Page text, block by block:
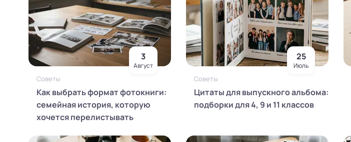
3
Август
Советы
Как выбрать формат фотокниги:
семейная история, которую
хочется перелистывать
25
Июль
Советы
Цитаты для выпускного альбома:
подборки для 4, 9 и 11 классов